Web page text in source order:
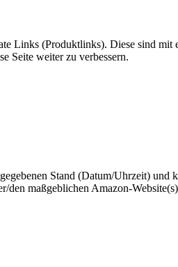
Links (Produktlinks). Diese sind
Seite weiter zu verbessern.
Stand (Datum/Uhrzeit)
maßgeblichen Amazon-